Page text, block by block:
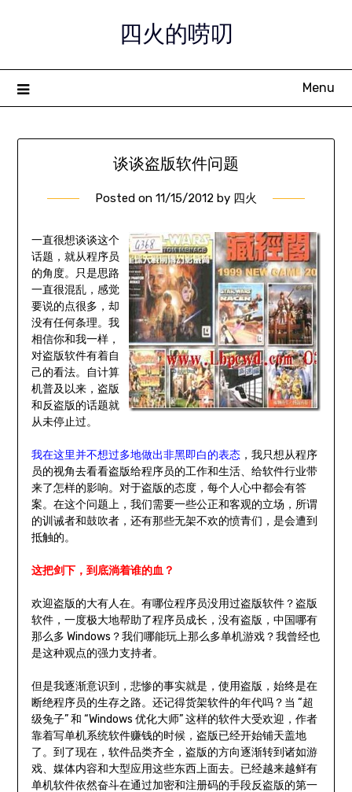
四火的唠叨
Menu
谈谈盗版软件问题
Posted on 11/15/2012 by 四火
一直很想谈谈这个
话题，就从程序员
的角度。只是思路
一直很混乱，感觉
要说的点很多，却
没有任何条理。我
相信你和我一样，
对盗版软件有着自
己的看法。自计算
机普及以来，盗版
和反盗版的话题就
从未停止过。
我在这里并不想过多地做出非黑即白的表态，我只想从程序
员的视角去看看盗版给程序员的工作和生活、给软件行业带
来了怎样的影响。对于盗版的态度，每个人心中都会有答
案。在这个问题上，我们需要一些公正和客观的立场，所谓
的训诫者和鼓吹者，还有那些无架不欢的愤青们，是会遭到
抵触的。
这把剑下，到底淌着谁的血？
欢迎盗版的大有人在。有哪位程序员没用过盗版软件？盗版
软件，一度极大地帮助了程序员成长，没有盗版，中国哪有
那么多 Windows？我们哪能玩上那么多单机游戏？我曾经也
是这种观点的强力支持者。
但是我逐渐意识到，悲惨的事实就是，使用盗版，始终是在
断绝程序员的生存之路。还记得货架软件的年代吗？当 “超
级兔子” 和 “Windows 优化大师” 这样的软件大受欢迎，作者
靠着写单机系统软件赚钱的时候，盗版已经开始铺天盖地
了。到了现在，软件品类齐全，盗版的方向逐渐转到诸如游
戏、媒体内容和大型应用这些东西上面去。已经越来越鲜有
单机软件依然奋斗在通过加密和注册码的手段反盗版的第一